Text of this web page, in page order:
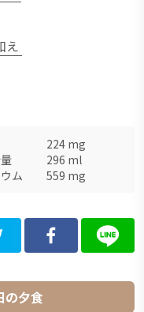
え
224 mg
296 ml
ム 559 mg
の夕食